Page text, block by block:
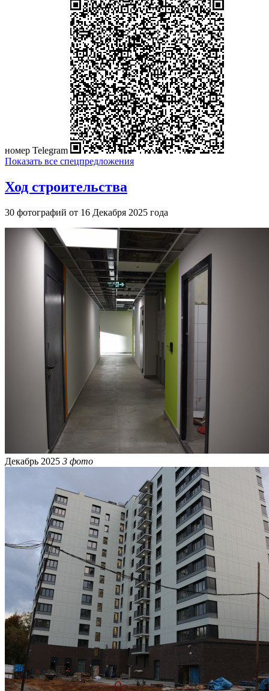
номер Telegram
Показать все спецпредложения
Ход строительства
30 фотографий от 16 Декабря 2025 года
Декабрь 2025 3 фото